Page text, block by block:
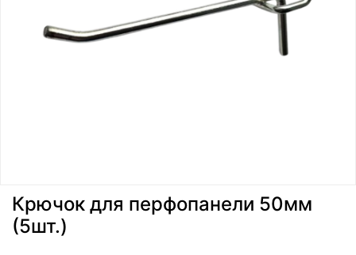
Крючок для перфопанели 50мм
(5шт.)